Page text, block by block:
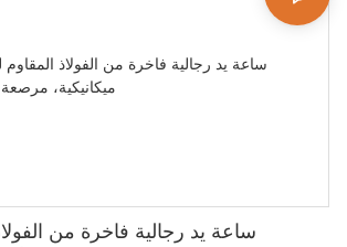
ساعة يد رجالية فاخرة من